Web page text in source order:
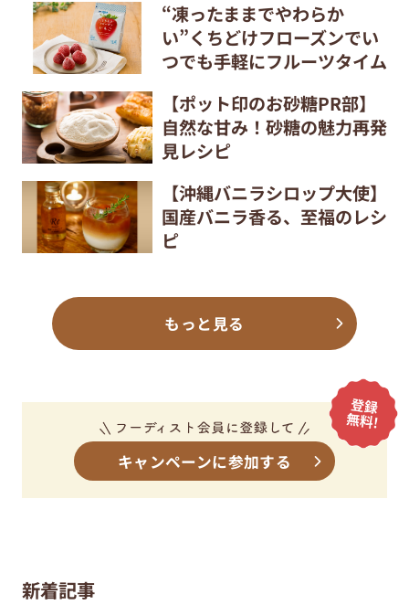
“凍ったままでやわらか
い”くちどけフローズンでい
つでも手軽にフルーツタイム
【ポット印のお砂糖PR部】
自然な甘み！砂糖の魅力再発
見レシピ
【沖縄バニラシロップ大使】
国産バニラ香る、至福のレシ
ピ
もっと見る
キャンペーンに参加する
新着記事